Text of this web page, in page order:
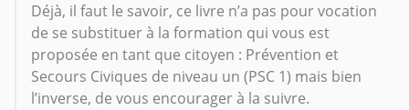
Déjà, il faut le savoir, ce livre n’a pas pour vocation
de se substituer à la formation qui vous est
proposée en tant que citoyen : Prévention et
Secours Civiques de niveau un (PSC 1) mais bien
l’inverse, de vous encourager à la suivre.